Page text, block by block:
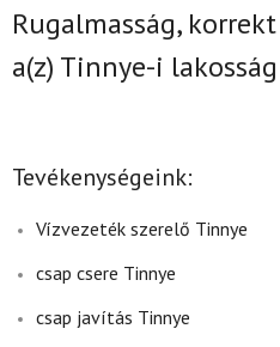
Rugalmasság,
a(z) Tinnye-i
Tevékenységeink:
Vízvezeték szerelő Tinnye
csap csere Tinnye
csap javítás Tinnye